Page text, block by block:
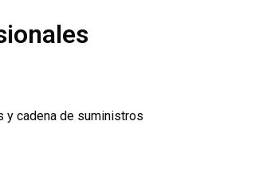
y cadena de suministros